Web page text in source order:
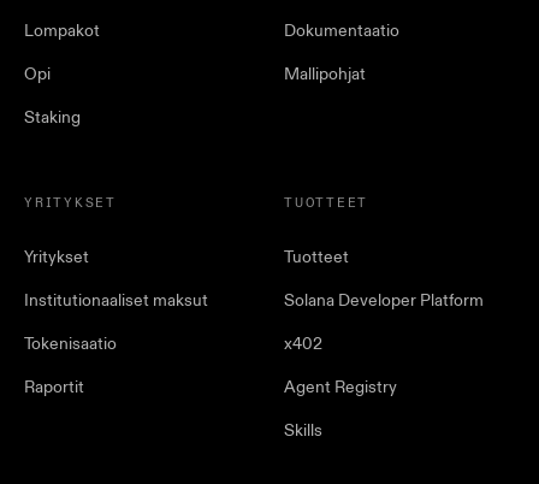
Lompakot
Opi
Staking
Dokumentaatio
Mallipohjat
YRITYKSET
Yritykset
Institutionaaliset maksut
Tokenisaatio
Raportit
TUOTTEET
Tuotteet
Solana Developer Platform
x402
Agent Registry
Skills